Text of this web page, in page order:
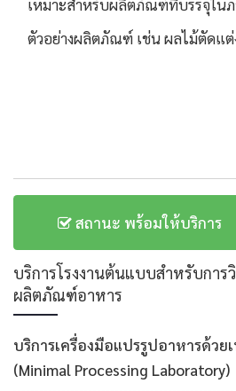
เหมาะสำหรับผลิตภัณฑ์ที่บรรจุใน
ตัวอย่างผลิตภัณฑ์ เช่น ผลไม้ตัดแ
สถานะ พร้อมให้บริการ
บริการโรงงานต้นแบบสำหรับกา
ผลิตภัณฑ์อาหาร
บริการเครื่องมือแปรรูปอาหารด้ว
(Minimal Processing Laboratory)